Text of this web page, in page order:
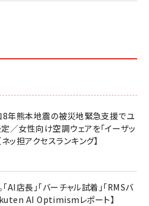
8年熊本地震の被災地緊急支援でユ
／女性向け空調ウェアを「イーザッ
ッ担アクセスランキング】
AI店長」「バーチャル試着」「RMSバ
AI Optimismレポート】